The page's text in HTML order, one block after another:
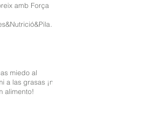
amb Força
miedo al
a las grasas ¡ni
alimento!